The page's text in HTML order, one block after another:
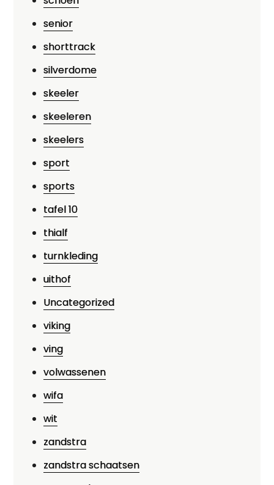
senior
shorttrack
silverdome
skeeler
skeeleren
skeelers
sport
sports
tafel 10
thialf
turnkleding
uithof
Uncategorized
viking
ving
volwassenen
wifa
wit
zandstra
zandstra schaatsen